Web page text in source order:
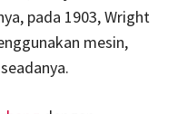
pada 1903, Wright
mesin,